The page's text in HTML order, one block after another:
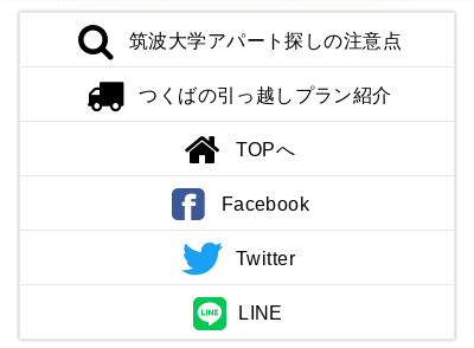
筑波大学アパート探しの注意点
つくばの引っ越しプラン紹介
TOPへ
Facebook
Twitter
LINE